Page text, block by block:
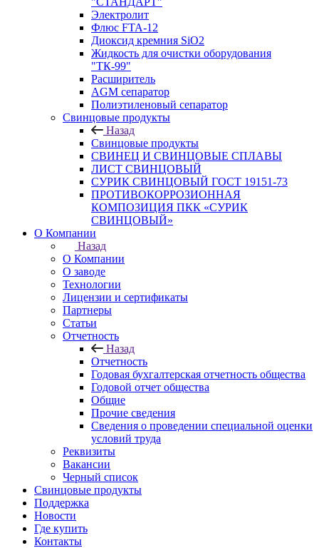
Электролит
Флюс FTA-12
Диоксид кремния SiO2
Жидкость для очистки оборудования
"ТК-99"
Расширитель
AGM сепаратор
Полиэтиленовый сепаратор
Свинцовые продукты
Назад
Свинцовые продукты
СВИНЕЦ И СВИНЦОВЫЕ СПЛАВЫ
ЛИСТ СВИНЦОВЫЙ
СУРИК СВИНЦОВЫЙ ГОСТ 19151-73
ПРОТИВОКОРРОЗИОННАЯ
КОМПОЗИЦИЯ ПКК «СУРИК
СВИНЦОВЫЙ»
О Компании
Назад
О Компании
О заводе
Технологии
Лицензии и сертификаты
Партнеры
Статьи
Отчетность
Назад
Отчетность
Годовая бухгалтерская отчетность общества
Годовой отчет общества
Общие
Прочие сведения
Сведения о проведении специальной оценки
условий труда
Реквизиты
Вакансии
Черный список
Свинцовые продукты
Поддержка
Новости
Где купить
Контакты